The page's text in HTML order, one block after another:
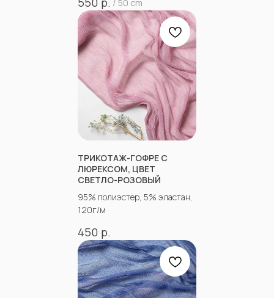
/ 50 cm
ТРИКОТАЖ-ГОФРЕ С
ЛЮРЕКСОМ, ЦВЕТ
СВЕТЛО-РОЗОВЫЙ
95% полиэстер, 5% эластан,
120г/м
450 р.
ТКАНЬ? ОСТАЛИСЬ
Заполните форму, и наши менеджеры
помогут вам с выбором и ответят на все